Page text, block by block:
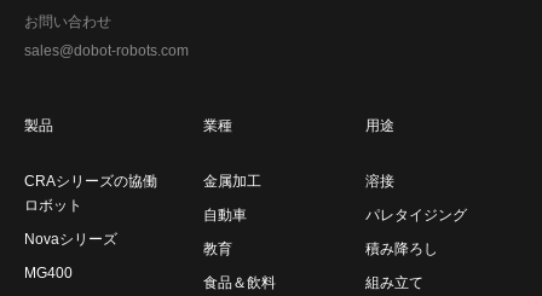
お問い合わせ
sales@dobot-robots.com
製品
CRAシリーズの協働
ロボット
Novaシリーズ
MG400
業種
金属加工
自動車
教育
食品＆飲料
用途
溶接
パレタイジング
積み降ろし
組み立て